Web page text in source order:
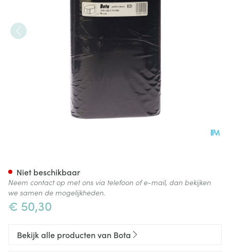
€ 50,30
Niet beschikbaar
Neem contact op met ons via telefoon of e-mail, dan bekijken
we samen de mogelijkheden.
Bekijk alle producten van Bota